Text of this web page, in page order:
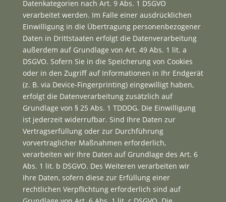
Datenkategorien nach Art. 9 Abs. 1 DSGVO
verarbeitet werden. Im Falle einer ausdrücklichen
Einwilligung in die Übertragung personenbezogener
Daten in Drittstaaten erfolgt die Datenverarbeitung
außerdem auf Grundlage von Art. 49 Abs. 1 lit. a
DSGVO. Sofern Sie in die Speicherung von Cookies
oder in den Zugriff auf Informationen in Ihr Endgerät
(z. B. via Device-Fingerprinting) eingewilligt haben,
erfolgt die Datenverarbeitung zusätzlich auf
Grundlage von § 25 Abs. 1 TDDDG. Die Einwilligung
ist jederzeit widerrufbar. Sind Ihre Daten zur
Vertragserfüllung oder zur Durchführung
vorvertraglicher Maßnahmen erforderlich,
verarbeiten wir Ihre Daten auf Grundlage des Art. 6
Abs. 1 lit. b DSGVO. Des Weiteren verarbeiten wir
Ihre Daten, sofern diese zur Erfüllung einer
rechtlichen Verpflichtung erforderlich sind auf